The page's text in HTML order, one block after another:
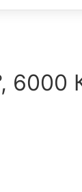
6000